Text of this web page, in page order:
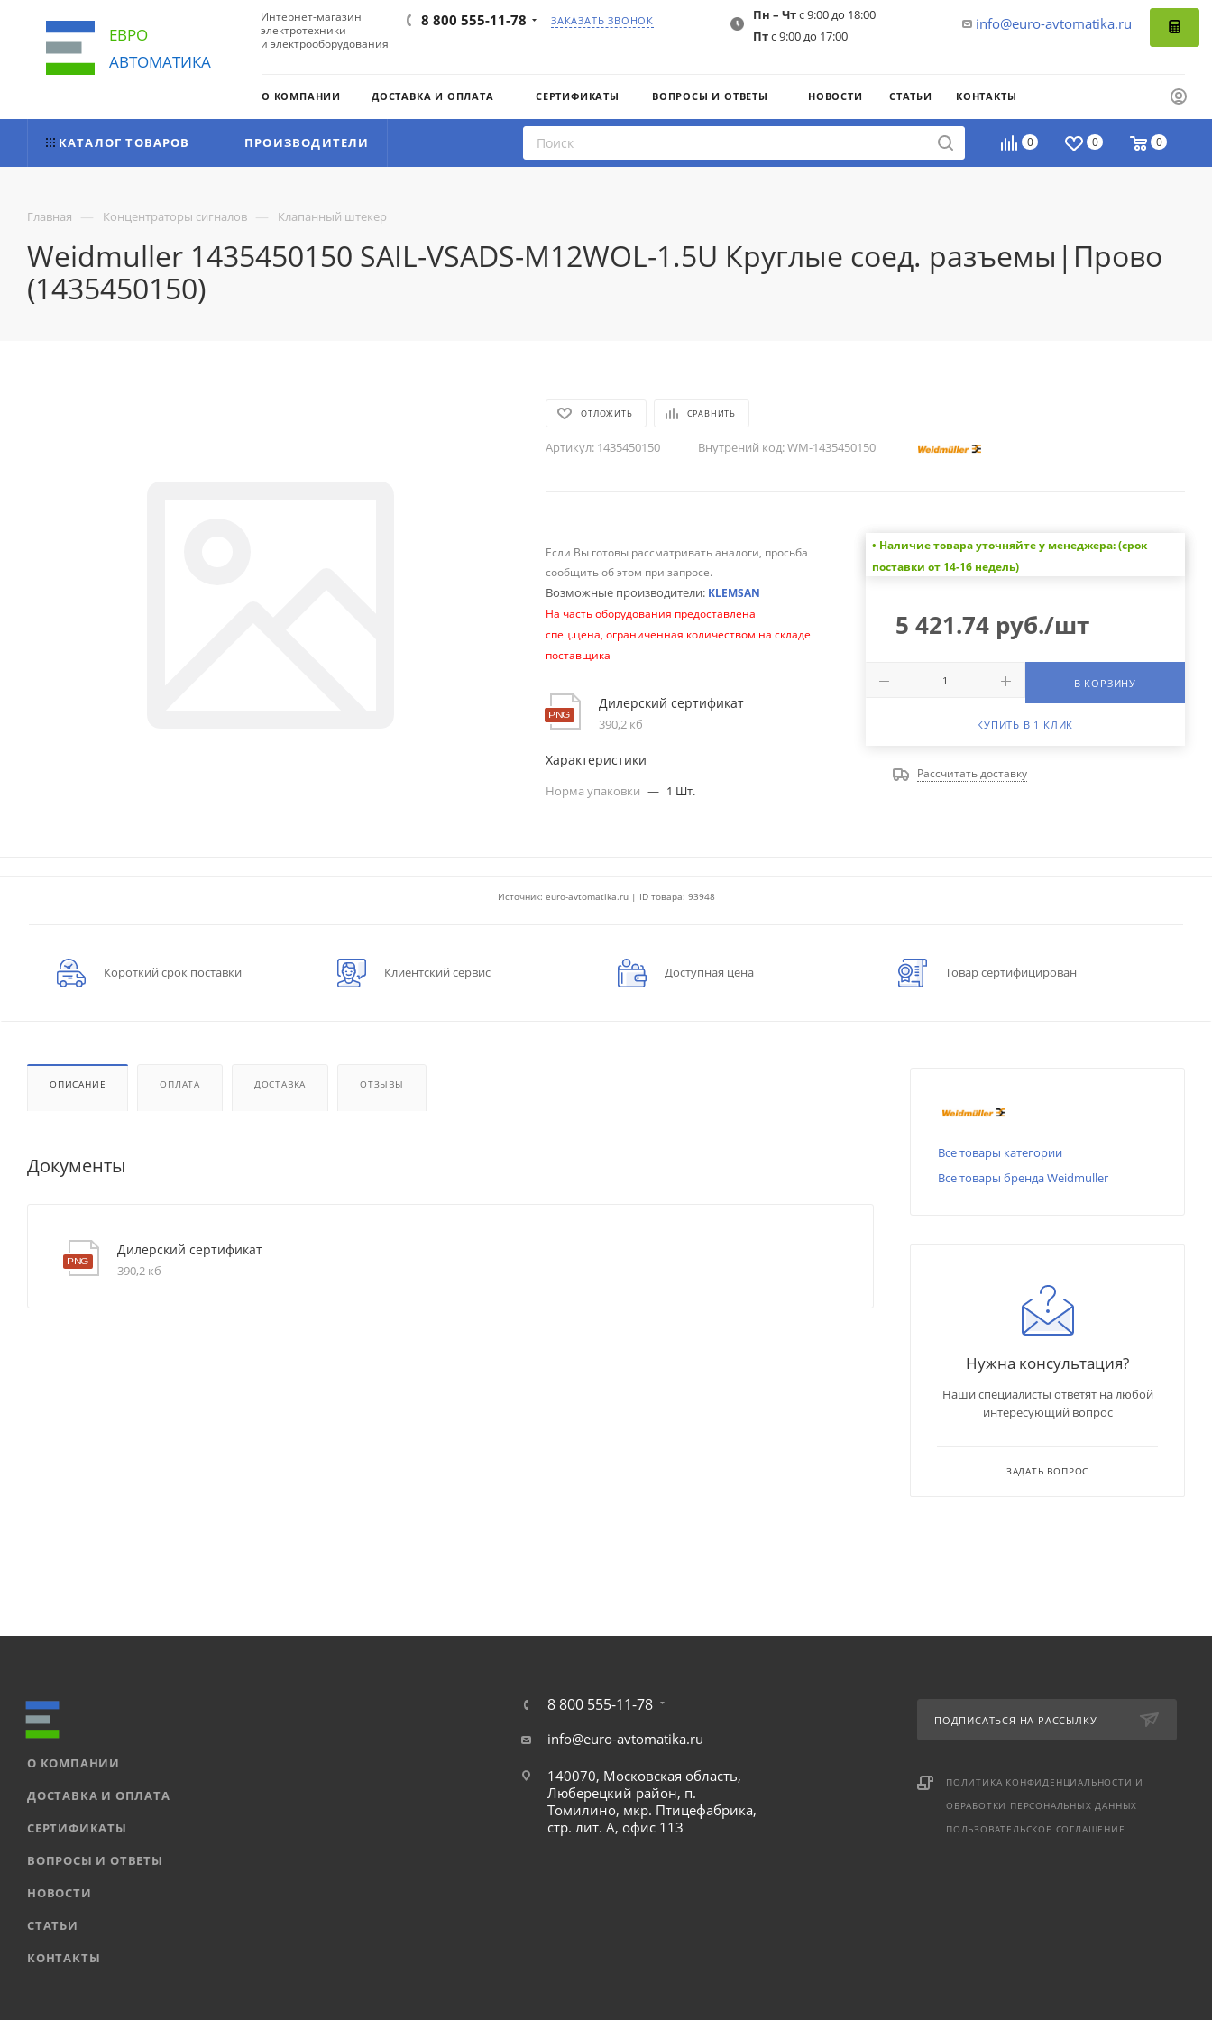
ЕВРО
АВТОМАТИКА
Интернет-магазин
электротехники
и электрооборудования
8 800 555-11-78 ЗАКАЗАТЬ ЗВОНОК info@euro-avtomatika.ru
Пн – Чтс 9:00 до 18:00
Птс 9:00 до 17:00
О КОМПАНИИ ДОСТАВКА И ОПЛАТА СЕРТИФИКАТЫ ВОПРОСЫ И ОТВЕТЫ НОВОСТИ СТАТЬИ КОНТАКТЫ
0 0 0
КАТАЛОГ ТОВАРОВ ПРОИЗВОДИТЕЛИ
Главная — Концентраторы сигналов — Клапанный штекер
Weidmuller 1435450150 SAIL-VSADS-M12WOL-1.5U Круглые соед. разъемы|Прово
(1435450150)
ОТЛОЖИТЬ СРАВНИТЬ
Артикул: 1435450150 Внутрений код:WM-1435450150
Если Вы готовы рассматривать аналоги, просьба
сообщить об этом при запросе.
Возможные производители: KLEMSAN
На часть оборудования предоставлена
спец.цена, ограниченная количеством на складе
поставщика
Дилерский сертификат
390,2 кб
Характеристики
Норма упаковки — 1 Шт.
• Наличие товара уточняйте у менеджера: (срок
поставки от 14-16 недель)
5 421.74руб./шт
В КОРЗИНУ
КУПИТЬ В 1 КЛИК
Рассчитать доставку
Источник: euro-avtomatika.ru | ID товара: 93948
Короткий срок поставки Клиентский сервис Доступная цена Товар сертифицирован
ОПИСАНИЕ ОПЛАТА ДОСТАВКА ОТЗЫВЫ
Документы
Дилерский сертификат
390,2 кб
Все товары категории
Все товары бренда Weidmuller
Нужна консультация?
Наши специалисты ответят на любой
интересующий вопрос
ЗАДАТЬ ВОПРОС
О КОМПАНИИ
ДОСТАВКА И ОПЛАТА
СЕРТИФИКАТЫ
ВОПРОСЫ И ОТВЕТЫ
НОВОСТИ
СТАТЬИ
КОНТАКТЫ
8 800 555-11-78
info@euro-avtomatika.ru
140070, Московская область,
Люберецкий район, п.
Томилино, мкр. Птицефабрика,
стр. лит. А, офис 113
ПОДПИСАТЬСЯ НА РАССЫЛКУ
ПОЛИТИКА КОНФИДЕНЦИАЛЬНОСТИ И
ОБРАБОТКИ ПЕРСОНАЛЬНЫХ ДАННЫХ
ПОЛЬЗОВАТЕЛЬСКОЕ СОГЛАШЕНИЕ